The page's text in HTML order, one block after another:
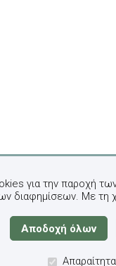
για την παροχή
διαφημίσεων. Με